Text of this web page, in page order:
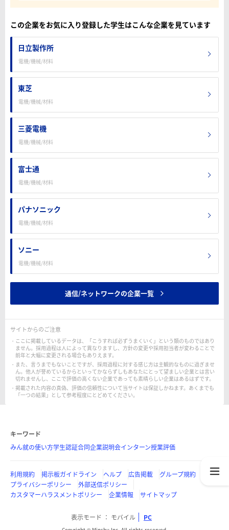
この企業をお気に入り登録した学生はこんな企業を見ています
日立製作所
電機/機械/材料
東芝
電機/機械/材料
三菱電機
電機/機械/材料
富士通
電機/機械/材料
パナソニック
電機/機械/材料
ソニー
電機/機械/材料
通信/ネットワークの企業一覧
サイトからのご注意
ここに掲載しているデータは、「こうすれば必ずうまくいく」という類のものではあり
ません。採用過程は人によって異なりますし、方針の変更や採用担当者が変わることで
前年と大幅に変更される場合もありえます。
また、言うまでもないことですが、採用過程に対する感じ方は主観的なものに過ぎませ
ん。他人が誉めているからといってかならずしもあなたにとって望ましい企業とは言い
切れませんし、ここで評価の高くない企業であっても素晴らしい企業はあるはずです。
掲載された内容の真偽、評価の信頼性について当サイトは保証しかねます。あくまでも
「一つの結果」として参考程度にとどめてください。
キーワード
みん就の使い方学生認証合同企業説明会インターン授業評価
利用規約 掲示板ガイドライン ヘルプ 広告掲載
グループ規約
プライバシーポリシー
外部送信ポリシー
カスタマーハラスメントポリシー
企業情報 サイトマップ
表示モード モバイル PC